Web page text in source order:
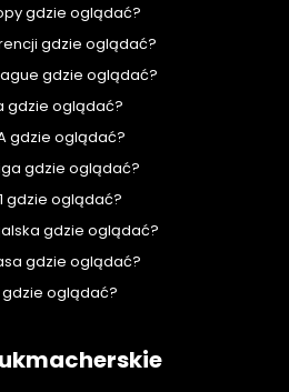
gdzie oglądać?
gdzie oglądać?
gdzie oglądać?
gdzie oglądać?
gdzie oglądać?
gdzie oglądać?
gdzie oglądać?
gdzie oglądać?
gdzie oglądać?
gdzie oglądać?